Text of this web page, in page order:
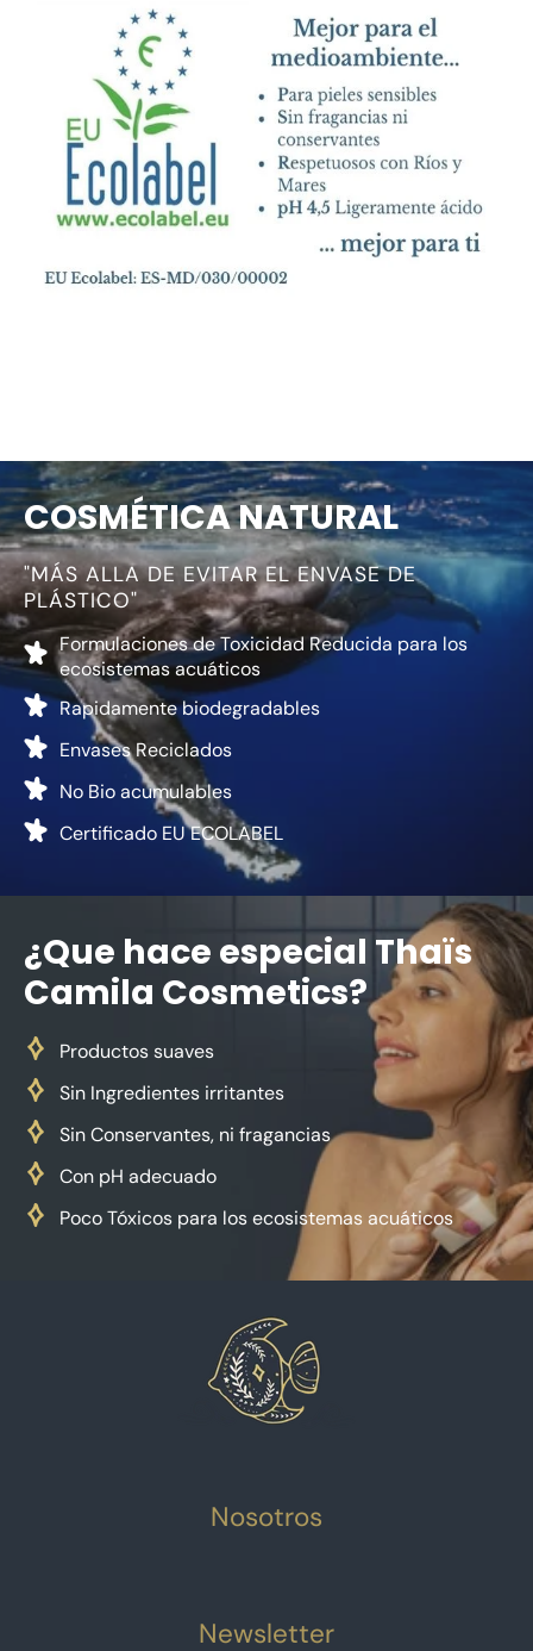
COSMÉTICA NATURAL
"MÁS ALLA DE EVITAR EL ENVASE DE
PLÁSTICO"
Formulaciones de Toxicidad Reducida para los
ecosistemas acuáticos
Rapidamente biodegradables
Envases Reciclados
No Bio acumulables
Certificado EU ECOLABEL
¿Que hace especial Thaïs
Camila Cosmetics?
Productos suaves
Sin Ingredientes irritantes
Sin Conservantes, ni fragancias
Con pH adecuado
Poco Tóxicos para los ecosistemas acuáticos
Nosotros
Newsletter